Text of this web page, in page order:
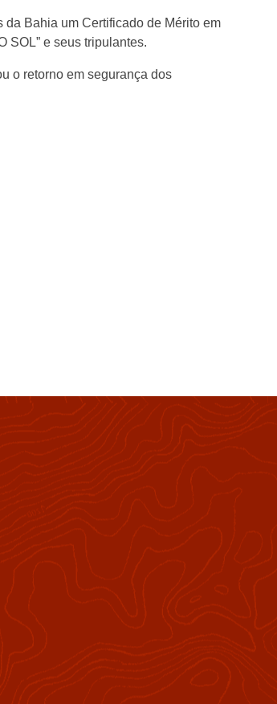
da Bahia um Certificado de Mérito em
SOL” e seus tripulantes.
o retorno em segurança dos